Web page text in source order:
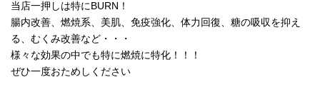
当店一押しは特にBURN！
腸内改善、燃焼系、美肌、免疫強化、体力回復、糖の吸収を抑え
る、むくみ改善など・・・
様々な効果の中でも特に燃焼に特化！！！
ぜひ一度おためしください